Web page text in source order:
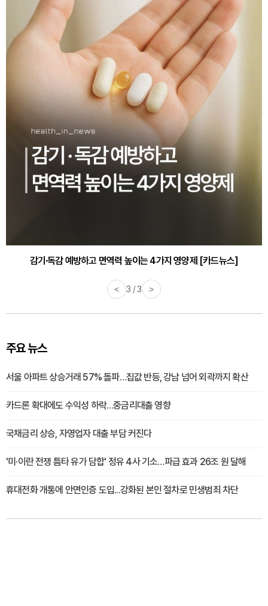
감기·독감 예방하고 면역력 높이는 4가지 영양제 [카드뉴스]
< 3 / 3 >
주요 뉴스
서울 아파트 상승거래 57% 돌파…집값 반등, 강남 넘어 외곽까지 확산
카드론 확대에도 수익성 하락…중금리대출 영향
국채금리 상승, 자영업자 대출 부담 커진다
'미·이란 전쟁 틈타 유가 담합' 정유 4사 기소…파급 효과 26조 원 달해
휴대전화 개통에 안면인증 도입...강화된 본인 절차로 민생범죄 차단